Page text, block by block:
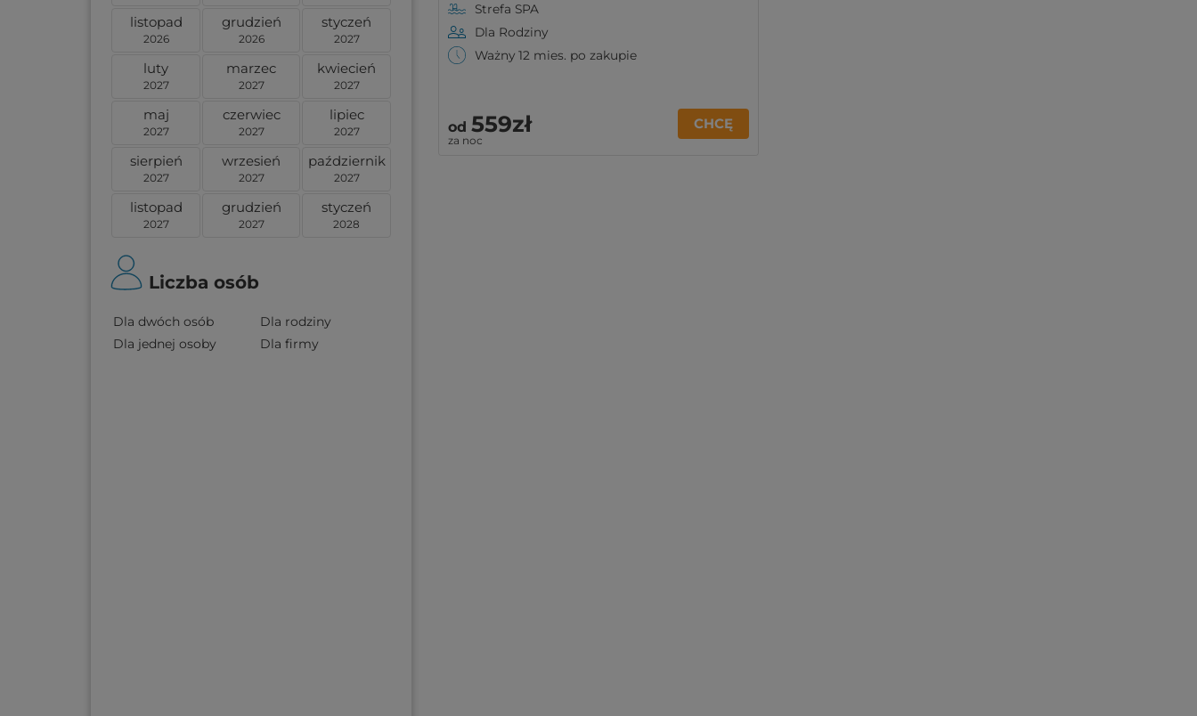
listopad
2026
grudzień
2026
styczeń
2027
luty
2027
marzec
2027
kwiecień
2027
maj
2027
czerwiec
2027
lipiec
2027
sierpień
2027
wrzesień
2027
październik
2027
listopad
2027
grudzień
2027
styczeń
2028
Liczba osób
Dla dwóch osób
Dla rodziny
Dla jednej osoby
Dla firmy
Strefa SPA
Dla Rodziny
Ważny 12 mies. po zakupie
od 559zł
za noc
CHCĘ